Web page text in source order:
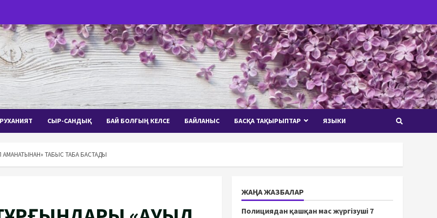
РУХАНИЯТ СЫР-САНДЫҚ БАЙ БОЛҒЫҢ КЕЛСЕ БАЙЛАНЫС БАСҚА ТАҚЫРЫПТАР ЯЗЫКИ
АМАНАТЫНАН» ТАБЫС ТАБА БАСТАДЫ
ЖАҢА ЖАЗБАЛАР
Полициядан қашқан мас жүргізуші 7